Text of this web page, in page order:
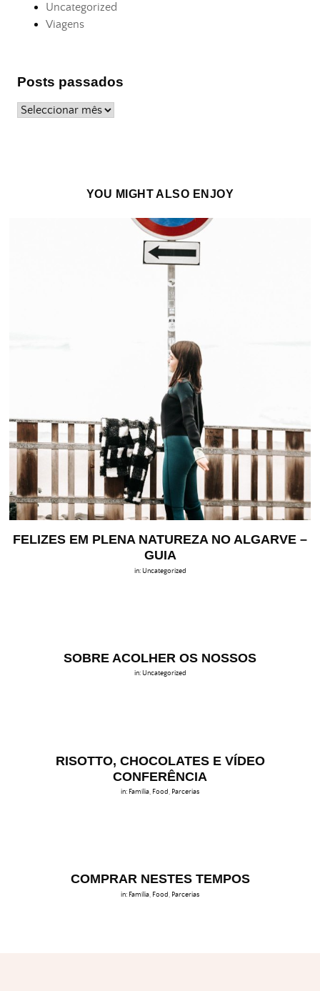
Uncategorized
Viagens
Posts passados
Posts
YOU MIGHT ALSO ENJOY
FELIZES EM PLENA NATUREZA NO ALGARVE –
GUIA
in: Uncategorized
SOBRE ACOLHER OS NOSSOS
in: Uncategorized
RISOTTO, CHOCOLATES E VÍDEO
CONFERÊNCIA
in: Família Food Parcerias
COMPRAR NESTES TEMPOS
in: Família Food Parcerias